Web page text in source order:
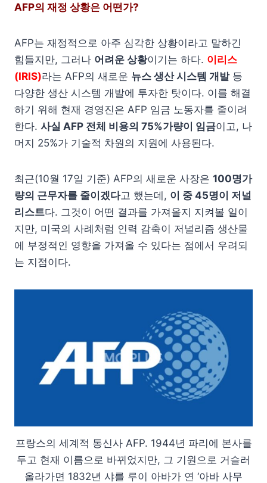
AFP의 재정 상황은 어떤가?
AFP는 재정적으로 아주 심각한 상황이라고 말하긴
힘들지만, 그러나 어려운 상황이기는 하다. 이리스
(IRIS)라는 AFP의 새로운 뉴스 생산 시스템 개발등
다양한 생산 시스템 개발에 투자한 탓이다. 이를 해결
하기 위해 현재 경영진은 AFP 임금 노동자를 줄이려
한다. 사실 AFP 전체 비용의 75%가량이 임금이고, 나
머지 25%가 기술적 차원의 지원에 사용된다.
최근(10월 17일 기준) AFP의 새로운 사장은 100명가
량의 근무자를 줄이겠다고 했는데, 이 중 45명이 저널
리스트다. 그것이 어떤 결과를 가져올지 지켜볼 일이
지만, 미국의 사례처럼 인력 감축이 저널리즘 생산물
에 부정적인 영향을 가져올 수 있다는 점에서 우려되
는 지점이다.
프랑스의 세계적 통신사 AFP. 1944년 파리에 본사를
두고 현재 이름으로 바뀌었지만, 그 기원으로 거슬러
올라가면 1832년 샤를 루이 아바가 연 ‘아바 사무